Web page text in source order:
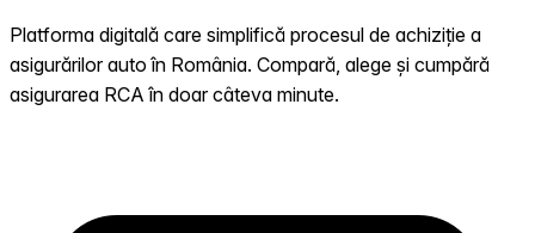
Platforma digitală care simplifică procesul de achiziție a
asigurărilor auto în România. Compară, alege și cumpără
asigurarea RCA în doar câteva minute.